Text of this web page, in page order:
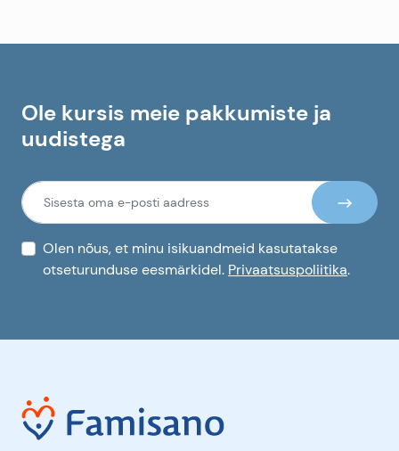
Ole kursis meie pakkumiste ja
uudistega
Olen nõus, et minu isikuandmeid kasutatakse
otseturunduse eesmärkidel. Privaatsuspoliitika.